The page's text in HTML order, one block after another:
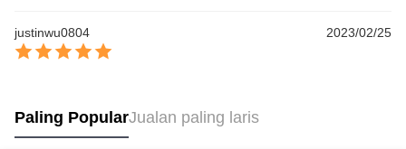
justinwu0804 2023/02/25
Paling PopularJualan paling laris